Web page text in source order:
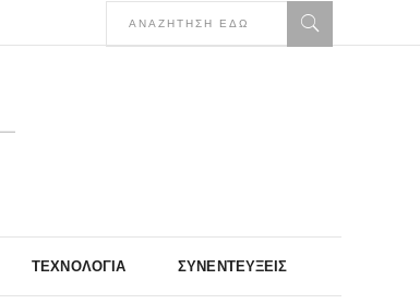
ΤΕΧΝΟΛΟΓΊΑ ΣΥΝΕΝΤΕΎΞΕΙΣ